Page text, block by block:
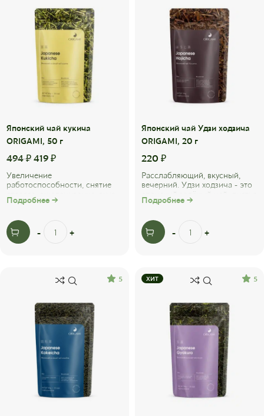
Японский чай кукича
ORIGAMI, 50 г
494₽ 419 ₽
Увеличение
работоспособности, снятие
Японский чай кукича
с ...
Подробнее →
Японский чай Удзи ходзича
ORIGAMI, 20 г
220 ₽
Расслабляющий, вкусный,
вечерний. Удзи ходзича - это
японский зелёный чай, листья
которого были обжарены в
Подробнее →
5 ХИТ 5